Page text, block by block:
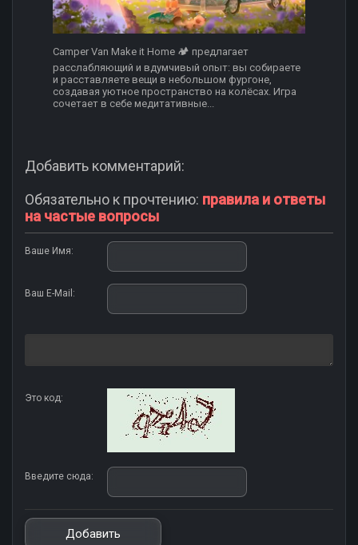
Camper Van Make it Home 🏕 предлагает
расслабляющий и вдумчивый опыт: вы собираете
и расставляете вещи в небольшом фургоне,
создавая уютное пространство на колёсах. Игра
сочетает в себе медитативные...
Добавить комментарий:
Обязательно к прочтению: правила и ответы
на частые вопросы
Ваше Имя:
Ваш E-Mail:
Это код:
Введите сюда: